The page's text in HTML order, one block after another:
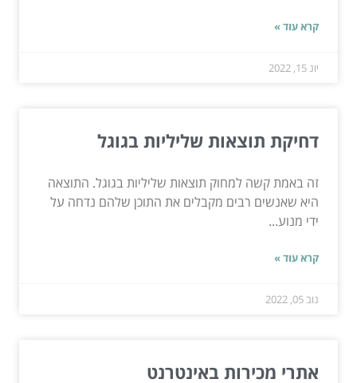
קרא עוד »
יונ 15, 2022
דחיקת תוצאות שליליות בגוגל
זה באמת קשה למחוק תוצאות שליליות בגוגל. התוצאה
היא שאנשים רבים מקבלים את התוכן שלהם נדחה על
ידי מנוע...
קרא עוד »
נוב 05, 2022
אתרי מכירות באינטרנט